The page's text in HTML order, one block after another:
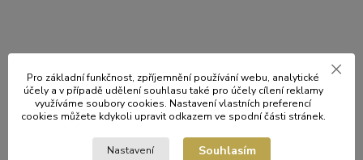
Související zboží 9
Pro základní funkčnost, zpříjemnění používání webu, analytické
účely a v případě udělení souhlasu také pro účely cílení reklamy
využíváme soubory cookies. Nastavení vlastních preferencí
cookies můžete kdykoli upravit odkazem ve spodní části stránek.
Nastavení Souhlasím